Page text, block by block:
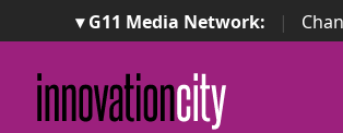
▾ G11 Media Network: |
ImpresaCity | SecurityOpenLab |
Awards
Italian Project Awards
Awards